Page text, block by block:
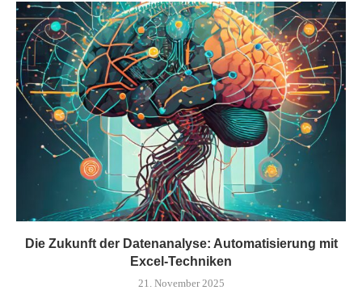
Die Zukunft der Datenanalyse: Automatisierung mit
Excel-Techniken
21. November 2025